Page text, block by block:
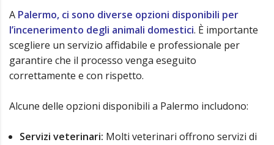
A Palermo, ci sono diverse opzioni disponibili per
l’incenerimento degli animali domestici. È importante
scegliere un servizio affidabile e professionale per
garantire che il processo venga eseguito
correttamente e con rispetto.
Alcune delle opzioni disponibili a Palermo includono:
Servizi veterinari: Molti veterinari offrono servizi di